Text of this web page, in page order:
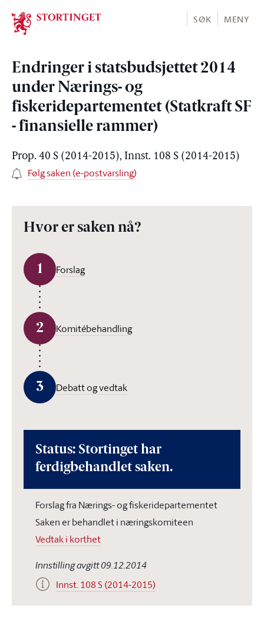
Stortinget.no
SØK MENY
Endringer i statsbudsjettet 2014
under Nærings- og
fiskeridepartementet (Statkraft SF
- finansielle rammer)
Prop. 40 S (2014-2015), Innst. 108 S (2014-2015)
Følg saken (e-postvarsling)
Hvor er saken nå?
1 Forslag
2 Komitébehandling
3 Debatt og vedtak
Status: Stortinget har
ferdigbehandlet saken.
Forslag fra Nærings- og fiskeridepartementet
Saken er behandlet i næringskomiteen
Vedtak i korthet
Innstilling avgitt 09.12.2014
Innst. 108 S (2014-2015)